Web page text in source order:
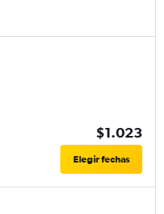
$1.023
Elegir fechas